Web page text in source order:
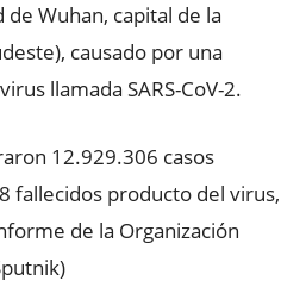
Wuhan, capital de la
causado por una
llamada SARS-CoV-2.
12.929.306 casos
fallecidos producto del virus,
de la Organización